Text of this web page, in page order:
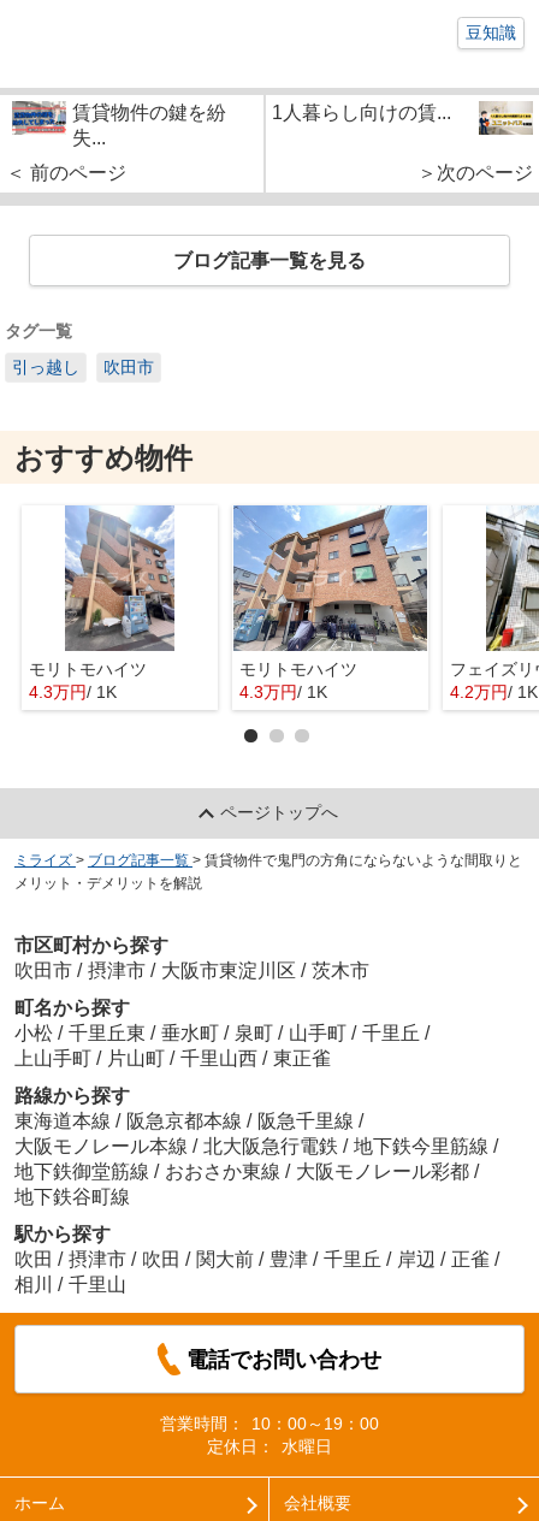
豆知識
賃貸物件の鍵を紛
失...
＜ 前のページ
1人暮らし向けの賃...
＞次のページ
ブログ記事一覧を見る
タグ一覧
引っ越し
吹田市
おすすめ物件
モリトモハイツ
4.3万円/ 1K
モリトモハイツ
4.3万円/ 1K
フェイズリ
4.2万円/ 1K
ページトップへ
ミライズ > ブログ記事一覧 > 賃貸物件で鬼門の方角にならないような間取りと
メリット・デメリットを解説
市区町村から探す
吹田市 / 摂津市 / 大阪市東淀川区 / 茨木市
町名から探す
小松 / 千里丘東 / 垂水町 / 泉町 / 山手町 / 千里丘 /
上山手町 / 片山町 / 千里山西 / 東正雀
路線から探す
東海道本線 / 阪急京都本線 / 阪急千里線 /
大阪モノレール本線 / 北大阪急行電鉄 / 地下鉄今里筋線 /
地下鉄御堂筋線 / おおさか東線 / 大阪モノレール彩都 /
地下鉄谷町線
駅から探す
吹田 / 摂津市 / 吹田 / 関大前 / 豊津 / 千里丘 / 岸辺 / 正雀 /
相川
/ 千里山
電話でお問い合わせ
営業時間：
10：00～19：00
定休日：
水曜日
ホーム 会社概要